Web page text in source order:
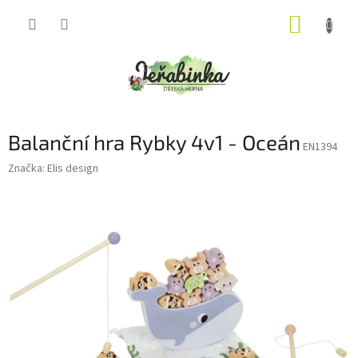
Balanční hra Rybky 4v1 - Oceán EN1394
Značka: Elis design